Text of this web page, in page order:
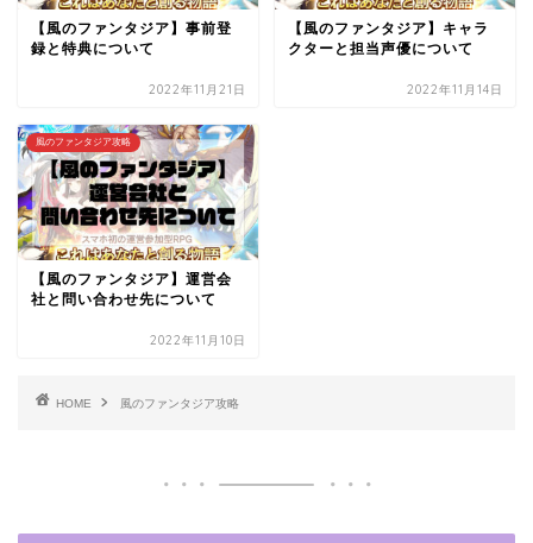
【風のファンタジア】事前登
録と特典について
2022年11月21日
【風のファンタジア】キャラ
クターと担当声優について
2022年11月14日
風のファンタジア攻略
【風のファンタジア】運営会
社と問い合わせ先について
2022年11月10日
HOME 風のファンタジア攻略